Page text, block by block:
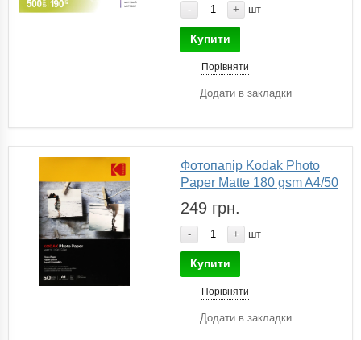
- + шт
Купити
Порівняти
Додати в закладки
Фотопапір Kodak Photo
Paper Matte 180 gsm A4/50
249 грн.
- + шт
Купити
Порівняти
Додати в закладки